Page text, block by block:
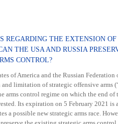
REGARDING THE EXTENSION OF
THE USA AND RUSSIA
CONTROL?
of America and the Russian Federation
and limitation of strategic offensive arms
arms control regime on which the end of
Its expiration on 5 February 2021 is
a possible new strategic arms race.